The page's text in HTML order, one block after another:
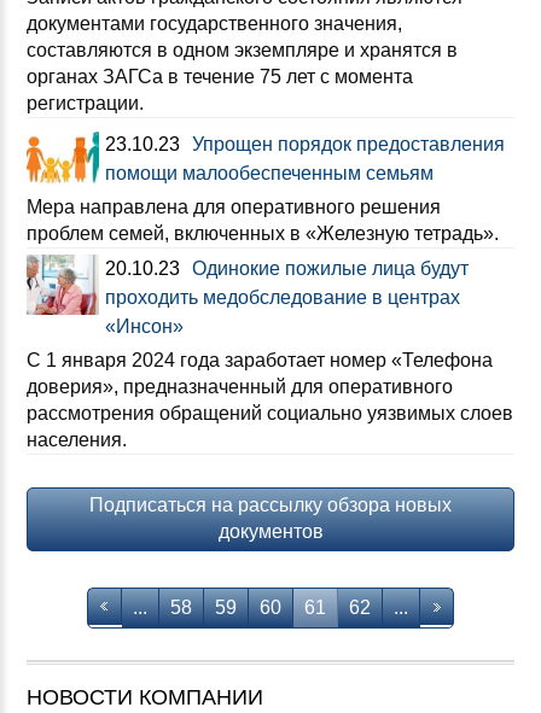
документами государственного значения,
составляются в одном экземпляре и хранятся в
органах ЗАГСа в течение 75 лет с момента
регистрации.
23.10.23 Упрощен порядок предоставления
помощи малообеспеченным семьям
Мера направлена для оперативного решения
проблем семей, включенных в «Железную тетрадь».
20.10.23 Одинокие пожилые лица будут
проходить медобследование в центрах
«Инсон»
С 1 января 2024 года заработает номер «Телефона
доверия», предназначенный для оперативного
рассмотрения обращений социально уязвимых слоев
населения.
Подписаться на рассылку обзора новых
документов
... 58 59 60 61 62 ...
НОВОСТИ КОМПАНИИ